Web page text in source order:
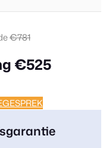
€781
€525